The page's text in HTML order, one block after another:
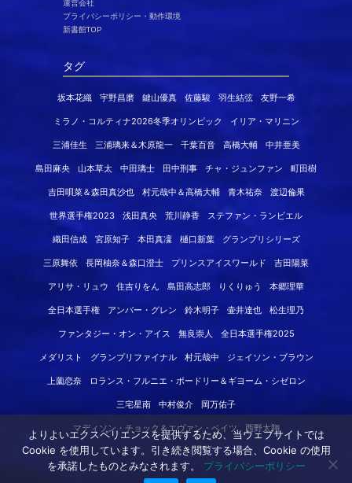
運営会社
プライバシーポリシー・動作環境
新書館TOP
タグ
坂本花織 宇野昌磨 鍵山優真 佐藤駿 羽生結弦 友野一希
ミラノ・コルティナ2026冬季オリンピック イリア・マリニン
三浦佳生 三浦璃来＆木原龍一 千葉百音 高橋大輔 中井亜美
島田麻央 山本草太 中田璃士 田中刑事 チャ・ジュンファン 町田樹
吉田唄菜＆森田真沙也 村元哉中＆高橋大輔 青木祐奈 渡辺倫果
世界選手権2023 浅田真央 荒川静香 ステファン・ランビエル
織田信成 宮原知子 本田真凜 樋口新葉 グランプリシリーズ
三原舞依 長岡柚奈＆森口澄士 プリンスアイスワールド 吉田陽菜
アリサ・リュウ 住吉りをん 島田高志郎 りくりゅう 本郷理華
全日本選手権 アンバー・グレン 鈴木明子 壷井達也 松生理乃
ファンタジー・オン・アイス 無良崇人 全日本選手権2025
メダリスト グランプリファイナル 村元哉中 ジェイソン・ブラウン
上薗恋奈 ロランス・フルニエ・ボードリー＆ギヨーム・シゼロン
三宅星南 中村俊介 岡万佑子
マディソン・チョック＆エヴァン・ベイツ 西野太翔
よりよいエクスペリエンスを提供するため、当ウェブサイトでは
Cookie を使用しています。引き続き閲覧する場合、Cookie の使用
を承諾したものとみなされます。 プライバシーポリシー